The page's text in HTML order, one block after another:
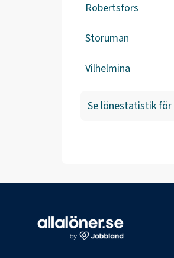
Robertsfors
Storuman
Vilhelmina
Se lönestatistik för